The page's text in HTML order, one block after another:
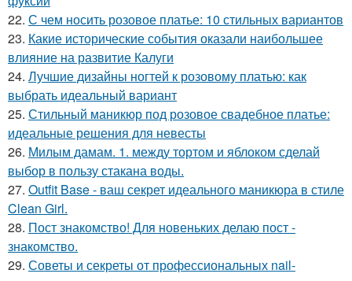
22. С чем носить розовое платье: 10 стильных вариантов
23. Какие исторические события оказали наибольшее
влияние на развитие Калуги
24. Лучшие дизайны ногтей к розовому платью: как
выбрать идеальный вариант
25. Стильный маникюр под розовое свадебное платье:
идеальные решения для невесты
26. Милым дамам. 1. между тортом и яблоком сделай
выбор в пользу стакана воды.
27. Outfit Base - ваш секрет идеального маникюра в стиле
Clean Girl.
28. Пост знакомство! Для новеньких делаю пост -
знакомство.
29. Советы и секреты от профессиональных nail-